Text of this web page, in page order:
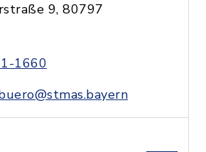
9, 80797
1660